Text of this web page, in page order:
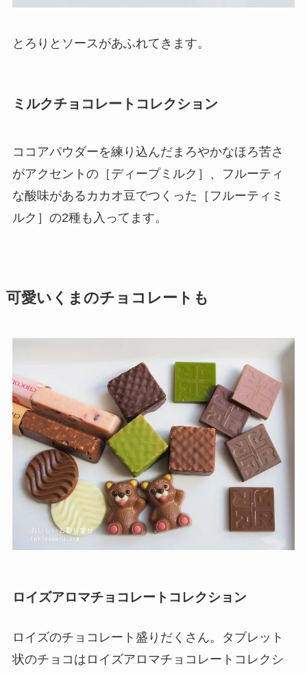
とろりとソースがあふれてきます。
ミルクチョコレートコレクション
ココアパウダーを練り込んだまろやかなほろ苦さ
がアクセントの［ディープミルク］、フルーティ
な酸味があるカカオ豆でつくった［フルーティミ
ルク］の2種も入ってます。
可愛いくまのチョコレートも
ロイズアロマチョコレートコレクション
ロイズのチョコレート盛りだくさん。タブレット
状のチョコはロイズアロマチョコレートコレクシ